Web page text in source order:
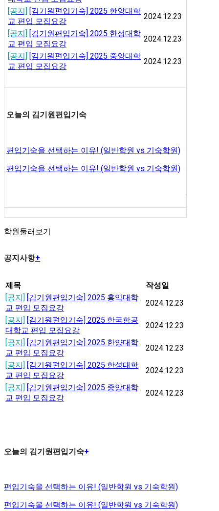
[공지] [김기원편입기숙] 2025 한양대학
교 편입 모집요강
2024.12.23
[공지] [김기원편입기숙] 2025 한성대학
교 편입 모집요강
2024.12.23
[공지] [김기원편입기숙] 2025 중앙대학
교 편입 모집요강
2024.12.23
오늘의 김기원편입기숙
편입기숙을 선택하는 이유! (일반학원 vs 기숙학원)
편입기숙을 선택하는 이유! (일반학원 vs 기숙학원)
학원둘러보기
공지사항+
제목
작성일
[공지] [김기원편입기숙] 2025 홍익대학
교 편입 모집요강
2024.12.23
[공지] [김기원편입기숙] 2025 한국항공
대학교 편입 모집요강
2024.12.23
[공지] [김기원편입기숙] 2025 한양대학
교 편입 모집요강
2024.12.23
[공지] [김기원편입기숙] 2025 한성대학
교 편입 모집요강
2024.12.23
[공지] [김기원편입기숙] 2025 중앙대학
교 편입 모집요강
2024.12.23
오늘의 김기원편입기숙+
편입기숙을 선택하는 이유! (일반학원 vs 기숙학원)
편입기숙을 선택하는 이유! (일반학원 vs 기숙학원)
공부